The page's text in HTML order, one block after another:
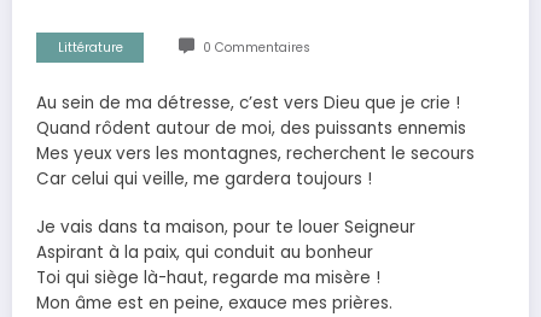
Littérature 0 Commentaires
Au sein de ma détresse, c’est vers Dieu que je crie !
Quand rôdent autour de moi, des puissants ennemis
Mes yeux vers les montagnes, recherchent le secours
Car celui qui veille, me gardera toujours !
Je vais dans ta maison, pour te louer Seigneur
Aspirant à la paix, qui conduit au bonheur
Toi qui siège là-haut, regarde ma misère !
Mon âme est en peine, exauce mes prières.